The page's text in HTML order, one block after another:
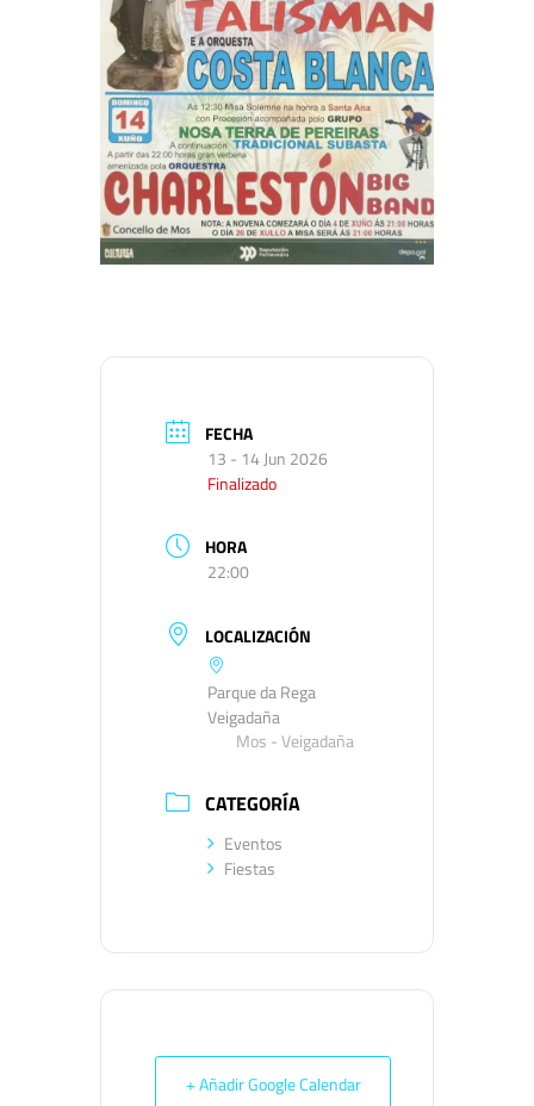
FECHA
13 - 14 Jun 2026
Finalizado
HORA
22:00
LOCALIZACIÓN
Parque da Rega
Veigadaña
Mos - Veigadaña
CATEGORÍA
Eventos
Fiestas
+ Añadir Google Calendar